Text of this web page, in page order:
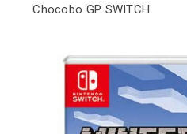
Chocobo GP SWITCH